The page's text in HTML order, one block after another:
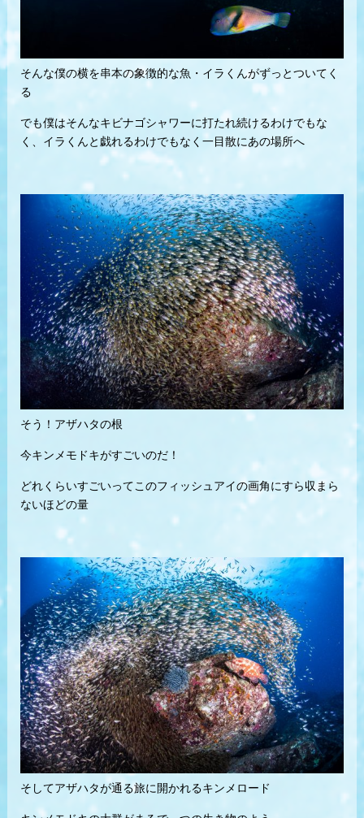
そんな僕の横を串本の象徴的な魚・イラくんがずっとついてく
る
でも僕はそんなキビナゴシャワーに打たれ続けるわけでもな
く、イラくんと戯れるわけでもなく一目散にあの場所へ
そう！アザハタの根
今キンメモドキがすごいのだ！
どれくらいすごいってこのフィッシュアイの画角にすら収まら
ないほどの量
そしてアザハタが通る旅に開かれるキンメロード